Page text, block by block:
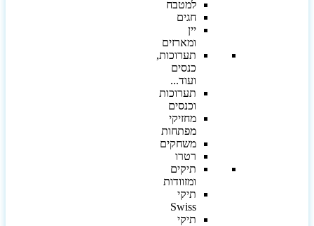
למטבח
חגים
יין
ומארזים
תערוכות,
כנסים
ועוד...
תערוכות
וכנסים
מחזיקי
מפתחות
משחקים
רטרו
תיקים
ומזוודות
תיקי
Swiss
תיקי